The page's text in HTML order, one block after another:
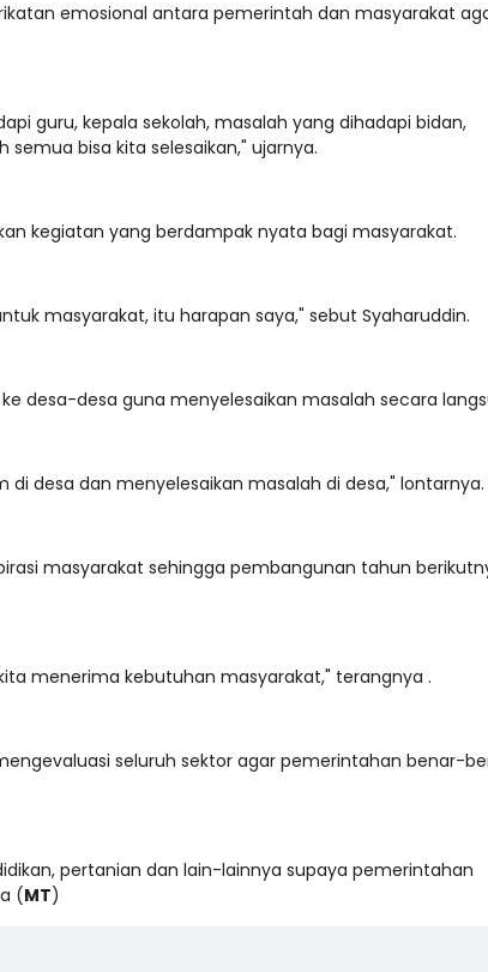
emosional antara pemerintah dan masyarakat
guru, kepala sekolah, masalah yang dihadapi bidan,
semua bisa kita selesaikan," ujarnya.
kegiatan yang berdampak nyata bagi masyarakat.
masyarakat, itu harapan saya," sebut Syaharuddin.
desa-desa guna menyelesaikan masalah secara
desa dan menyelesaikan masalah di desa," lontarnya.
masyarakat sehingga pembangunan tahun
menerima kebutuhan masyarakat," terangnya .
seluruh sektor agar pemerintahan benar-
pertanian dan lain-lainnya supaya pemerintahan
(MT)